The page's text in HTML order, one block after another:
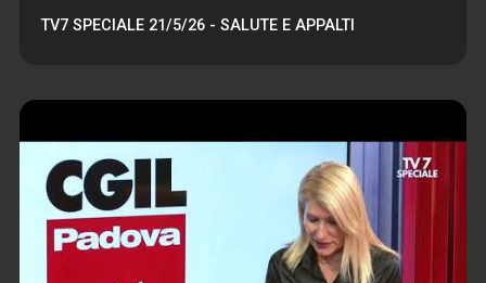
TV7 SPECIALE 21/5/26 - SALUTE E APPALTI